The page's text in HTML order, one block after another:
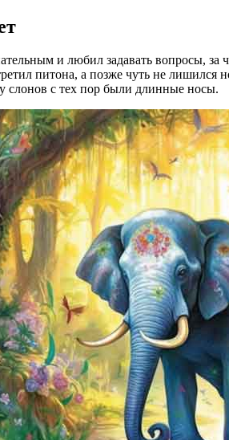
и любил задавать вопросы, за
питона, а позже чуть не
слонов с тех пор были длинные носы.